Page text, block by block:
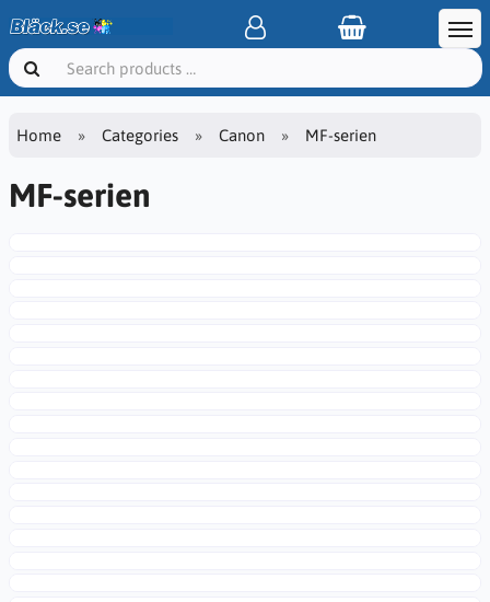
Home Categories Canon MF-serien
MF-serien